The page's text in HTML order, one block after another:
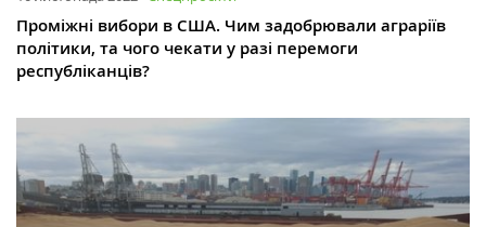
Проміжні вибори в США. Чим задобрювали аграріїв
політики, та чого чекати у разі перемоги
республіканців?